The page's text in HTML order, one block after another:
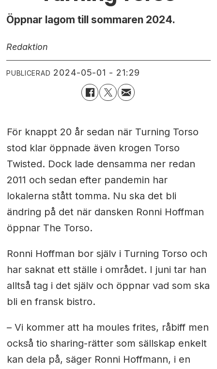
Öppnar lagom till sommaren 2024.
Redaktion
PUBLICERAD 2024-05-01 - 21:29
För knappt 20 år sedan när Turning Torso
stod klar öppnade även krogen Torso
Twisted. Dock lade densamma ner redan
2011 och sedan efter pandemin har
lokalerna stått tomma. Nu ska det bli
ändring på det när dansken Ronni Hoffman
öppnar The Torso.
Ronni Hoffman bor själv i Turning Torso och
har saknat ett ställe i området. I juni tar han
alltså tag i det själv och öppnar vad som ska
bli en fransk bistro.
– Vi kommer att ha moules frites, råbiff men
också tio sharing-rätter som sällskap enkelt
kan dela på, säger Ronni Hoffmann, i en